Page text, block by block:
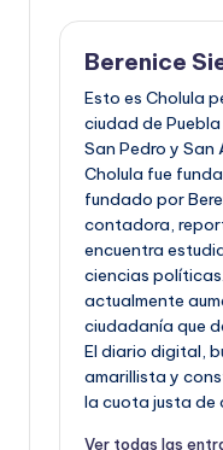
Berenice
Esto es Cholula
ciudad de
San Pedro y San
Cholula fue
fundado por
contadora,
encuentra
ciencias
actualmente
ciudadanía que
El diario digital,
amarillista y
la cuota justa de
Ver todas las